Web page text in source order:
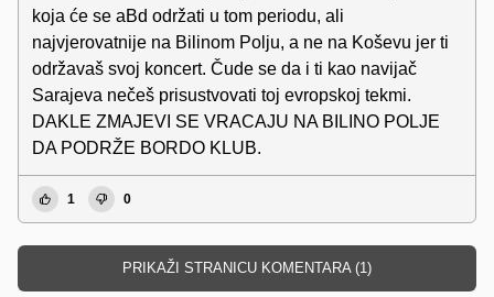
koja će se aBd održati u tom periodu, ali
najvjerovatnije na Bilinom Polju, a ne na Koševu jer ti
održavaš svoj koncert. Čude se da i ti kao navijač
Sarajeva nečeš prisustvovati toj evropskoj tekmi.
DAKLE ZMAJEVI SE VRACAJU NA BILINO POLJE
DA PODRŽE BORDO KLUB.
1 0
PRIKAŽI STRANICU KOMENTARA (1)